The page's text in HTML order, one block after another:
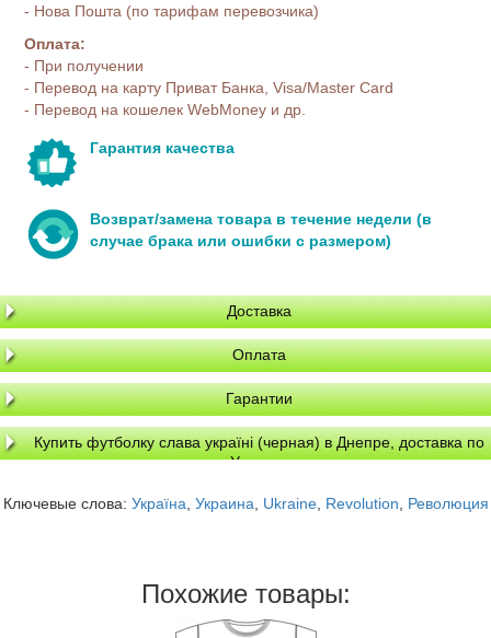
- Нова Пошта (по тарифам перевозчика)
Оплата:
- При получении
- Перевод на карту Приват Банка, Visa/Master Card
- Перевод на кошелек WebMoney и др.
Гарантия качества
Возврат/замена товара в течение недели (в
случае брака или ошибки с размером)
Доставка
Оплата
Гарантии
Купить футболку слава україні (черная) в Днепре, доставка по
Украине
Ключевые слова: Україна, Украина, Ukraine, Revolution, Революция
Похожие товары: